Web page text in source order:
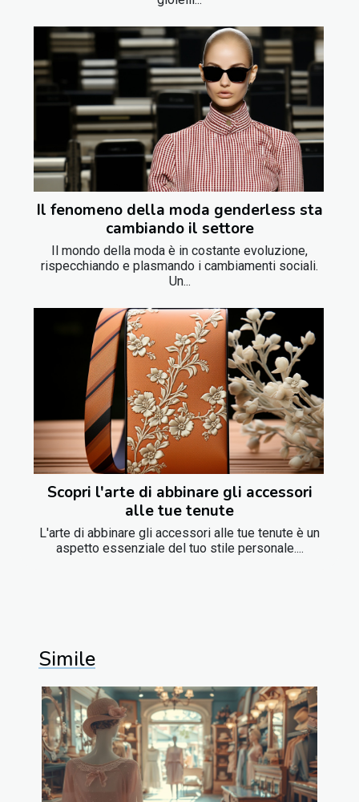
Il fenomeno della moda genderless sta
cambiando il settore
Il mondo della moda è in costante evoluzione,
rispecchiando e plasmando i cambiamenti sociali.
Un...
Scopri l'arte di abbinare gli accessori
alle tue tenute
L'arte di abbinare gli accessori alle tue tenute è un
aspetto essenziale del tuo stile personale....
Simile